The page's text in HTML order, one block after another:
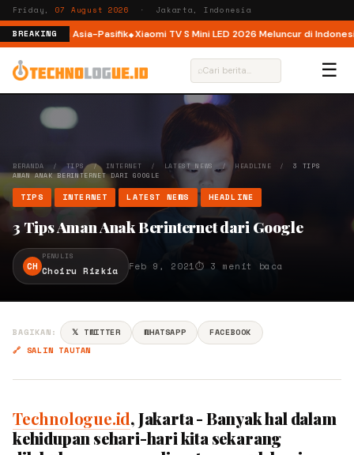
Friday, 07 August 2026 · Jakarta, Indonesia
BREAKINGdi Asia-Pasifik Xiaomi TV S Mini LED 2026 Meluncur di Indonesia,
⌕ ☰
BERANDA /TIPS/ INTERNET / LATEST NEWS /HEADLINE /3 TIPS
AMAN ANAK BERINTERNET DARI GOOGLE
TIPS INTERNET LATEST NEWS HEADLINE
3 Tips Aman Anak Berinternet dari Google
CH
PENULIS
Choiru Rizkia Feb 9, 2021⏱ 3 menit baca
BAGIKAN: 𝕏 TWITTER WHATSAPP
FACEBOOK
🔗 SALIN TAUTAN
Technologue.id, Jakarta - Banyak hal dalam
kehidupan sehari-hari kita sekarang